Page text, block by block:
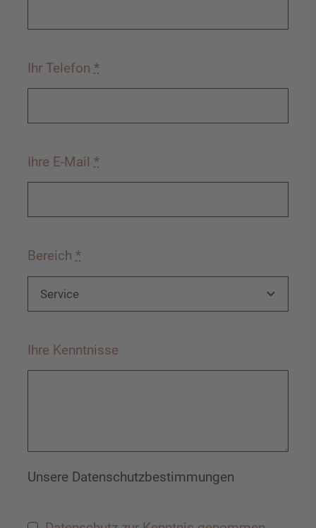
Ihr Telefon *
Ihre E-Mail *
Bereich *
Ihre Kenntnisse
Unsere Datenschutzbestimmungen